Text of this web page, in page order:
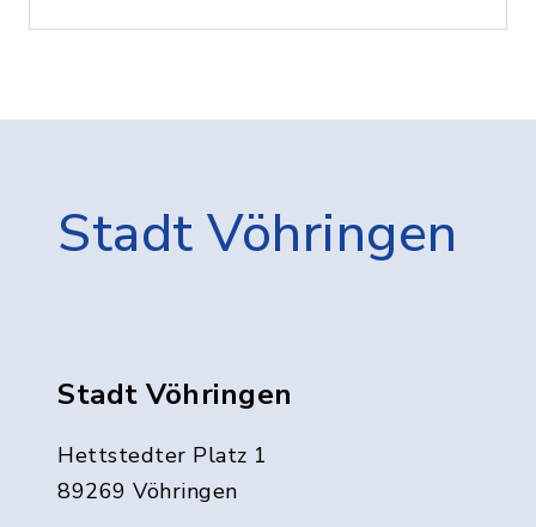
Stadt Vöhringen
Stadt Vöhringen
Hettstedter Platz 1
89269 Vöhringen